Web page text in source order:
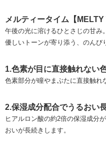
メルティータイム【MELTY
午後の光に溶けるひとさじの甘み。
優しいトーンが寄り添う、のんび
1.色素が目に直接触れない
色素部分が瞳やまぶたに直接触れ
2.保湿成分配合でうるおい
ヒアルロン酸の約2倍の保湿成分
おいが長続きします。